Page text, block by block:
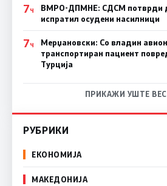
7Ч
ВМРО-ДПМНЕ: СДСM потврди
испратил осудени насилници
7Ч
Мерџановски: Со владин авион
транспортиран пациент
Турција
ПРИКАЖИ УШТЕ
РУБРИКИ
ЕКОНОМИЈА
МАКЕДОНИЈА